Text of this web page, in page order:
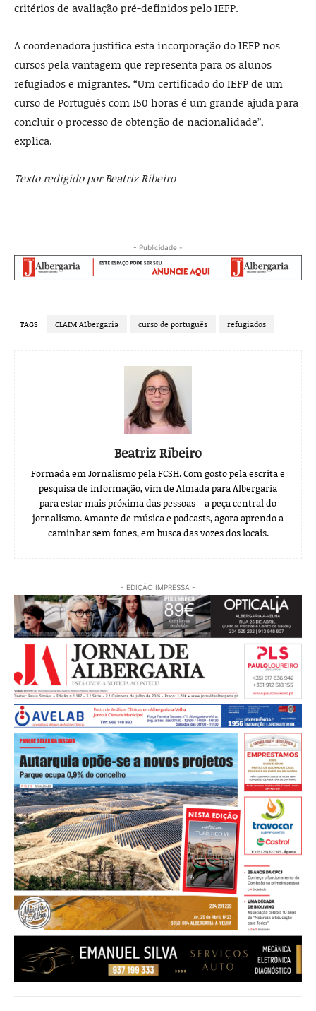
critérios de avaliação pré-definidos pelo IEFP.
A coordenadora justifica esta incorporação do IEFP nos
cursos pela vantagem que representa para os alunos
refugiados e migrantes. “Um certificado do IEFP de um
curso de Português com 150 horas é um grande ajuda para
concluir o processo de obtenção de nacionalidade”,
explica.
Texto redigido por Beatriz Ribeiro
- Publicidade -
TAGS CLAIM ALbergaria curso de português refugiados
Beatriz Ribeiro
Formada em Jornalismo pela FCSH. Com gosto pela escrita e
pesquisa de informação, vim de Almada para Albergaria
para estar mais próxima das pessoas – a peça central do
jornalismo. Amante de música e podcasts, agora aprendo a
caminhar sem fones, em busca das vozes dos locais.
- EDIÇÃO IMPRESSA -